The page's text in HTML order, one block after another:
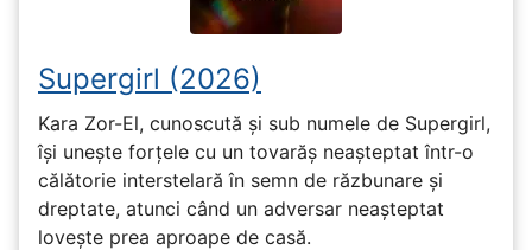
Supergirl (2026)
Kara Zor-El, cunoscută și sub numele de Supergirl,
își unește forțele cu un tovarăș neașteptat într-o
călătorie interstelară în semn de răzbunare și
dreptate, atunci când un adversar neașteptat
lovește prea aproape de casă.